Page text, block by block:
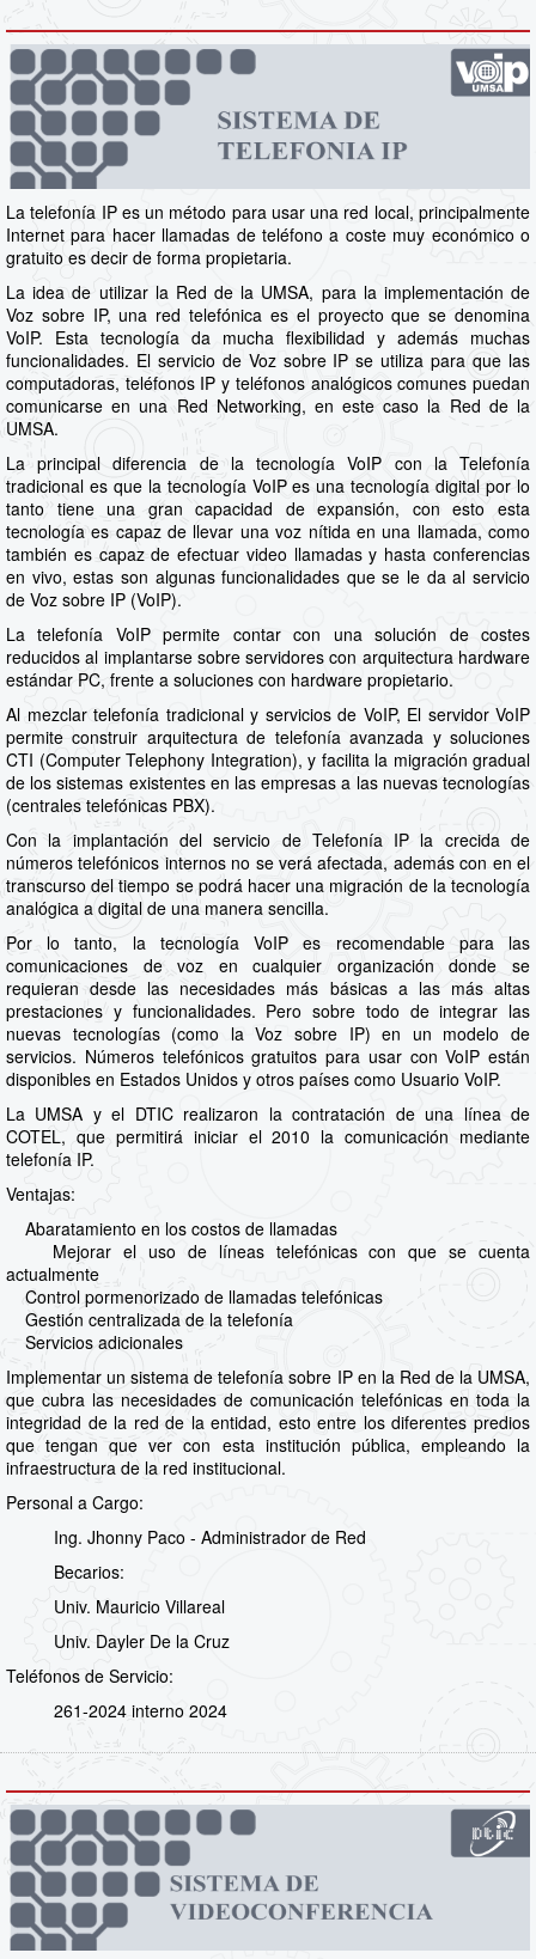
La telefonía IP es un método para usar una red local, principalmente
Internet para hacer llamadas de teléfono a coste muy económico o
gratuito es decir de forma propietaria.
La idea de utilizar la Red de la UMSA, para la implementación de
Voz sobre IP, una red telefónica es el proyecto que se denomina
VoIP. Esta tecnología da mucha flexibilidad y además muchas
funcionalidades. El servicio de Voz sobre IP se utiliza para que las
computadoras, teléfonos IP y teléfonos analógicos comunes puedan
comunicarse en una Red Networking, en este caso la Red de la
UMSA.
La principal diferencia de la tecnología VoIP con la Telefonía
tradicional es que la tecnología VoIP es una tecnología digital por lo
tanto tiene una gran capacidad de expansión, con esto esta
tecnología es capaz de llevar una voz nítida en una llamada, como
también es capaz de efectuar video llamadas y hasta conferencias
en vivo, estas son algunas funcionalidades que se le da al servicio
de Voz sobre IP (VoIP).
La telefonía VoIP permite contar con una solución de costes
reducidos al implantarse sobre servidores con arquitectura hardware
estándar PC, frente a soluciones con hardware propietario.
Al mezclar telefonía tradicional y servicios de VoIP, El servidor VoIP
permite construir arquitectura de telefonía avanzada y soluciones
CTI (Computer Telephony Integration), y facilita la migración gradual
de los sistemas existentes en las empresas a las nuevas tecnologías
(centrales telefónicas PBX).
Con la implantación del servicio de Telefonía IP la crecida de
números telefónicos internos no se verá afectada, además con en el
transcurso del tiempo se podrá hacer una migración de la tecnología
analógica a digital de una manera sencilla.
Por lo tanto, la tecnología VoIP es recomendable para las
comunicaciones de voz en cualquier organización donde se
requieran desde las necesidades más básicas a las más altas
prestaciones y funcionalidades. Pero sobre todo de integrar las
nuevas tecnologías (como la Voz sobre IP) en un modelo de
servicios. Números telefónicos gratuitos para usar con VoIP están
disponibles en Estados Unidos y otros países como Usuario VoIP.
La UMSA y el DTIC realizaron la contratación de una línea de
COTEL, que permitirá iniciar el 2010 la comunicación mediante
telefonía IP.
Ventajas:
Abaratamiento en los costos de llamadas
Mejorar el uso de líneas telefónicas con que se cuenta
actualmente
Control pormenorizado de llamadas telefónicas
Gestión centralizada de la telefonía
Servicios adicionales
Implementar un sistema de telefonía sobre IP en la Red de la UMSA,
que cubra las necesidades de comunicación telefónicas en toda la
integridad de la red de la entidad, esto entre los diferentes predios
que tengan que ver con esta institución pública, empleando la
infraestructura de la red institucional.
Personal a Cargo:
Ing. Jhonny Paco - Administrador de Red
Becarios:
Univ. Mauricio Villareal
Univ. Dayler De la Cruz
Teléfonos de Servicio:
261-2024 interno 2024